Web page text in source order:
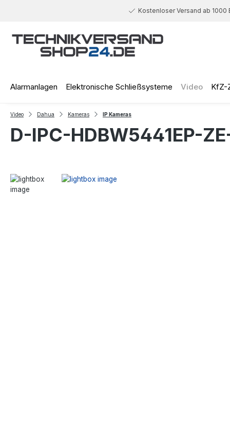
Kostenloser Versand ab 1000
Alarmanlagen Elektronische Schließsysteme Video KfZ-
Video Dahua Kameras IP Kameras
D-IPC-HDBW5441EP-